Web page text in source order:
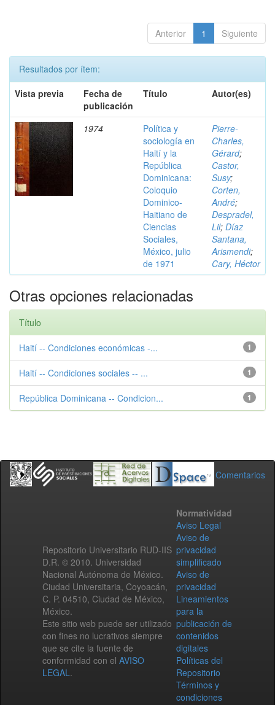
Anterior 1 Siguiente
Resultados por ítem:
Vista previa
Fecha de
publicación
Título Autor(es)
1974
Política y
sociología en
Haití y la
República
Dominicana:
Coloquio
Dominico-
Haitiano de
Ciencias
Sociales,
México, julio
de 1971
Pierre-
Charles,
Gérard;
Castor,
Susy;
Corten,
André;
Despradel,
Lil; Díaz
Santana,
Arismendi;
Cary, Héctor
Otras opciones relacionadas
Título
1
Haití -- Condiciones económicas -...
1
Haití -- Condiciones sociales -- ...
1
República Dominicana -- Condicion...
Comentarios
Repositorio Universitario RUD-IIS
D.R. © 2010. Universidad
Nacional Autónoma de México.
Ciudad Universitaria, Coyoacán,
C. P. 04510, Ciudad de México,
México.
Este sitio web puede ser utilizado
con fines no lucrativos siempre
que se cite la fuente de
conformidad con el AVISO
LEGAL.
Normatividad
Aviso Legal
Aviso de
privacidad
simplificado
Aviso de
privacidad
Lineamientos
para la
publicación de
contenidos
digitales
Políticas del
Repositorio
Términos y
condiciones